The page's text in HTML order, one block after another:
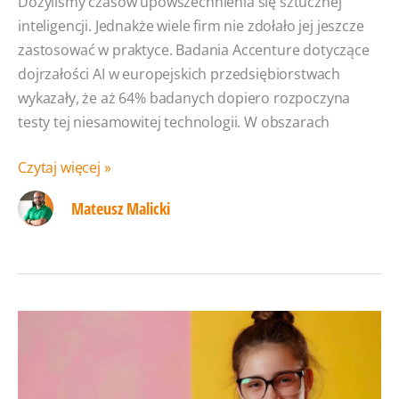
inteligencji. Jednakże wiele firm nie zdołało jej jeszcze
zastosować w praktyce. Badania Accenture dotyczące
dojrzałości AI w europejskich przedsiębiorstwach
wykazały, że aż 64% badanych dopiero rozpoczyna
testy tej niesamowitej technologii. W obszarach
Jak
sztuczna
inteligencja
i wspiera
Czytaj więcej »
Mateusz Malicki